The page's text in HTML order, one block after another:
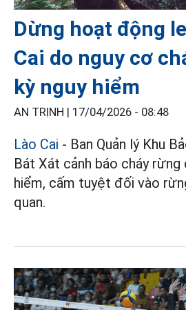
Dừng hoạt động
Cai do nguy cơ
kỳ nguy hiểm
AN TRỊNH | 17/04/2026 - 08:48
Lào Cai - Ban Quản lý Khu
Bát Xát cảnh báo cháy
hiểm, cấm tuyệt đối vào
quan.